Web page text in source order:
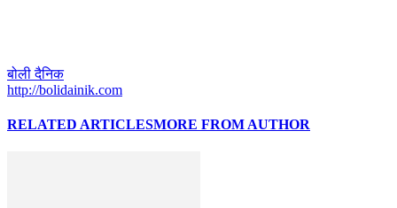
बोली दैनिक
http://bolidainik.com
RELATED ARTICLESMORE FROM AUTHOR